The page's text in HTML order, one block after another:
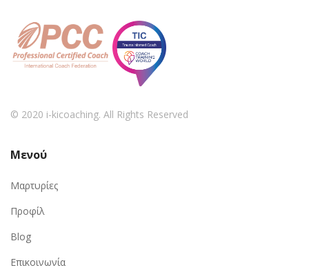
© 2020 i-kicoaching. All Rights Reserved
Μενού
Μαρτυρίες
Προφίλ
Blog
Επικοινωνία